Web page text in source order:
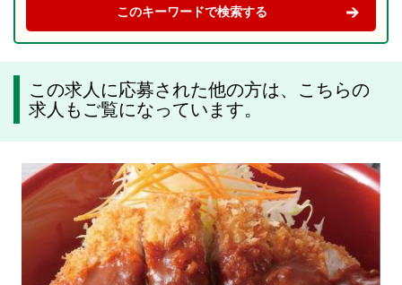
この求人に応募された他の方は、こちらの
求人もご覧になっています。